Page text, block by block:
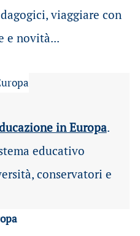
viaggiare con
e novità...
in Europa.
educativo
conservatori e